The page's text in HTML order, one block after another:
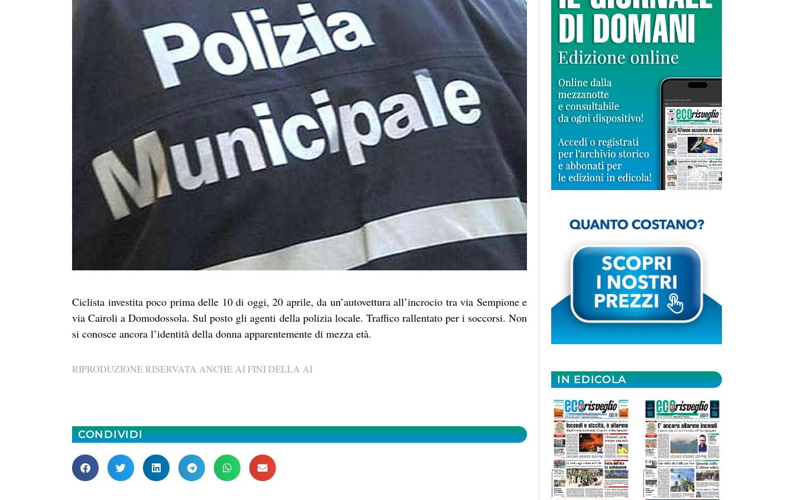
Ciclista investita poco prima delle 10 di oggi, 20 aprile, da un’autovettura all’incrocio tra via Sempione e
via Cairoli a Domodossola. Sul posto gli agenti della polizia locale. Traffico rallentato per i soccorsi. Non
si conosce ancora l’identità della donna apparentemente di mezza età.
RIPRODUZIONE RISERVATA ANCHE AI FINI DELLA AI
CONDIVIDI
IN EDICOLA